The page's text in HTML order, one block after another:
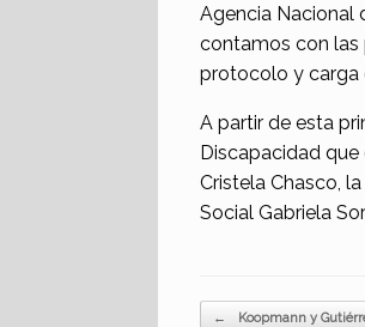
Agencia Nacional
contamos con las
protocolo y carga
A partir de esta
Discapacidad
Cristela Chasco,
Social Gabriela
Navegador de artículos
← Koopmann y